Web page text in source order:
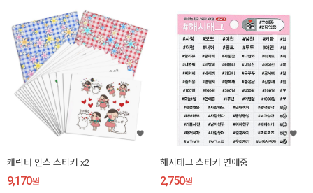
캐릭터 인스 스티커 x2
9,170원
해시태그 스티커 연애중
2,750원